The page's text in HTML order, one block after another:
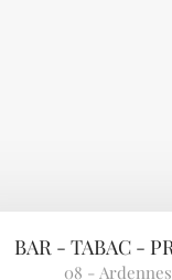
BAR - TABAC -
08 - Ardennes